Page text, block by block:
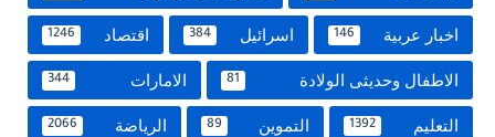
اخبار عربية 146 اسرائيل 384 اقتصاد 1246
الاطفال وحديثى الولادة 81 الامارات 344
التعليم 1392 التموين 89 الرياضة 2066